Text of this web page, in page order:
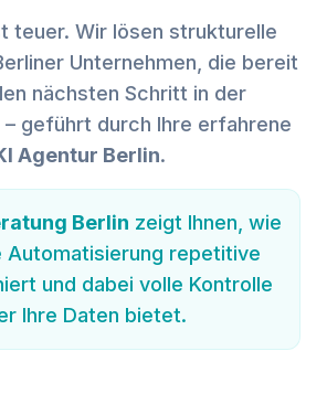
teuer. Wir lösen strukturelle
Unternehmen, die bereit
nächsten Schritt in der
– geführt durch Ihre erfahrene
Agentur Berlin.
Berlin zeigt Ihnen, wie
Automatisierung repetitive
und dabei volle Kontrolle
Ihre Daten bietet.